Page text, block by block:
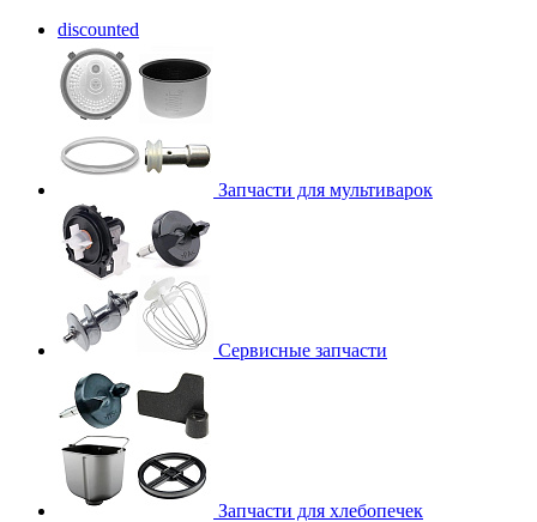
discounted
Запчасти для мультиварок
Сервисные запчасти
Запчасти для хлебопечек